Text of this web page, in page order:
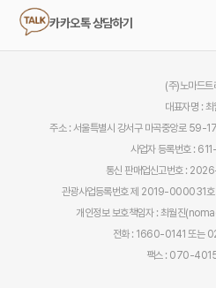
카카오톡 상담하기
(주)노마드트
대표자명 : 최
주소 : 서울특별시 강서구 마곡중앙로 59-
사업자 등록번호 :
통신 판매업신고번호 :
관광사업등록번호 제 2019-000031호
개인정보 보호책임자 : 최월진
전화 : 1660-0141 또
팩스 : 070-